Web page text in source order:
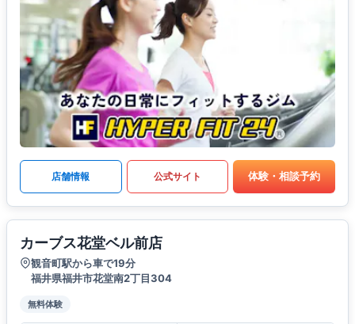
店舗情報 公式サイト 体験・相談予約
カーブス花堂ベル前店
観音町駅から車で19分
福井県福井市花堂南2丁目304
無料体験